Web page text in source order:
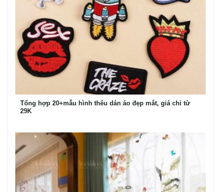
Tổng hợp 20+mẫu hình thêu dán áo đẹp mắt, giá chỉ từ
29K